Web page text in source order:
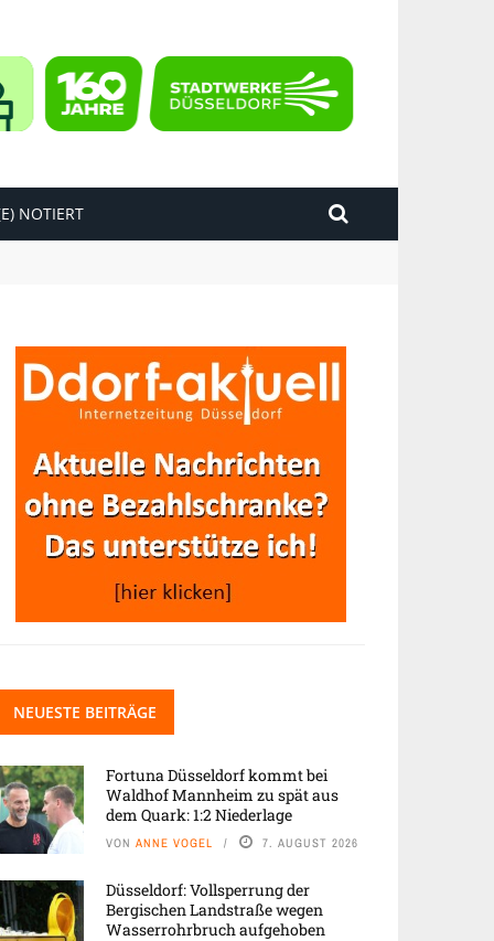
NOTIERT
NEUESTE BEITRÄGE
Fortuna Düsseldorf kommt bei
Waldhof Mannheim zu spät aus
dem Quark: 1:2 Niederlage
VON ANNE VOGEL 7. AUGUST 2026
Düsseldorf: Vollsperrung der
Bergischen Landstraße wegen
Wasserrohrbruch aufgehoben